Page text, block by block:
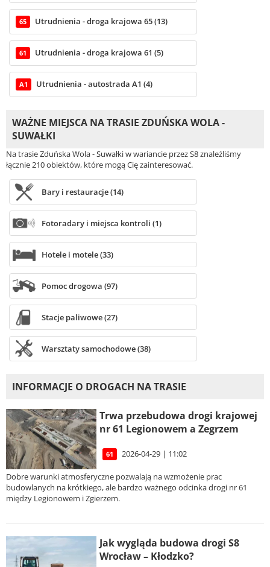
65 Utrudnienia - droga krajowa 65 (13)
61 Utrudnienia - droga krajowa 61 (5)
A1 Utrudnienia - autostrada A1 (4)
WAŻNE MIEJSCA NA TRASIE ZDUŃSKA WOLA -
SUWAŁKI
Na trasie Zduńska Wola - Suwałki w wariancie przez S8 znaleźliśmy
łącznie 210 obiektów, które mogą Cię zainteresować.
Bary i restauracje (14)
Fotoradary i miejsca kontroli (1)
Hotele i motele (33)
Pomoc drogowa (97)
Stacje paliwowe (27)
Warsztaty samochodowe (38)
INFORMACJE O DROGACH NA TRASIE
Trwa przebudowa drogi krajowej
nr 61 Legionowem a Zegrzem
61 2026-04-29 | 11:02
Dobre warunki atmosferyczne pozwalają na wzmożenie prac
budowlanych na krótkiego, ale bardzo ważnego odcinka drogi nr 61
między Legionowem i Zgierzem.
Jak wygląda budowa drogi S8
Wrocław – Kłodzko?